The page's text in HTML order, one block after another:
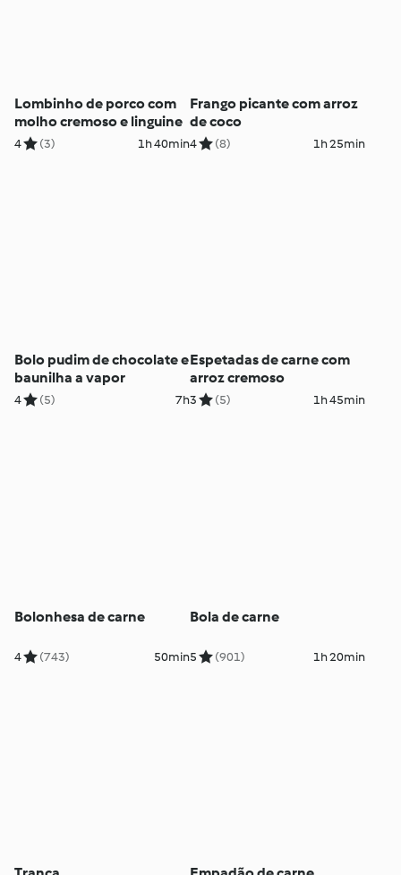
Lombinho de porco com
molho cremoso e linguine
4 (3) 1h 40min
Frango picante com arroz
de coco
4 (8) 1h 25min
Bolo pudim de chocolate e
baunilha a vapor
4 (5) 7h
Espetadas de carne com
arroz cremoso
3 (5) 1h 45min
Bolonhesa de carne
4 (743) 50min
Bola de carne
5 (901) 1h 20min